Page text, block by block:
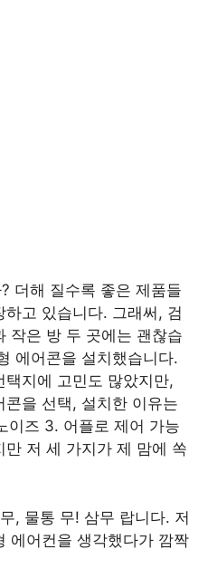
더해 질수록 좋은 제품들
고 있습니다. 그래써, 검
작은 방 두 곳에는 괜찮습
에어콘을 설치했습니다.
지에 고민도 많았지만,
을 선택, 설치한 이유는
이즈 3. 어플로 제어 가능
저 세 가지가 제 맘에 쏙
, 물통 무! 삼무 랍니다. 저
에어컨을 생각했다가 깜짝